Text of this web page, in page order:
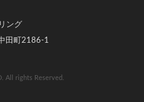
ング
田町2186-1
All rights Reserved.